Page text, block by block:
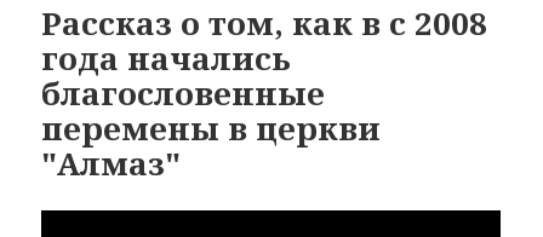
Рассказ о том, как в с 2008
года начались
благословенные
перемены в церкви
"Алмаз"